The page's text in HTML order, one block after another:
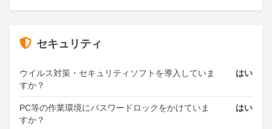
セキュリティ
ウイルス対策・セキュリティソフトを導入していま
すか？
はい
PC等の作業環境にパスワードロックをかけていま
すか？
はい